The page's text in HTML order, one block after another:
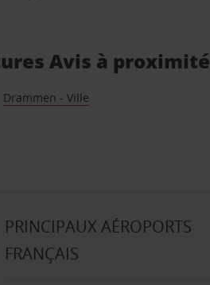
Avis à proximité
Drammen - Ville
PRINCIPAUX AÉROPORTS
FRANÇAIS